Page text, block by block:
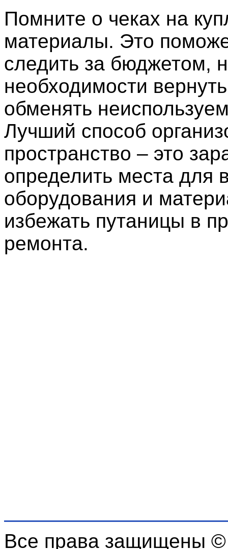
Помните о чеках на
материалы. Это
следить за бюджетом,
необходимости
обменять
Лучший способ
пространство – это
определить места для
оборудования и
избежать путаницы в
ремонта.
Все права защищены